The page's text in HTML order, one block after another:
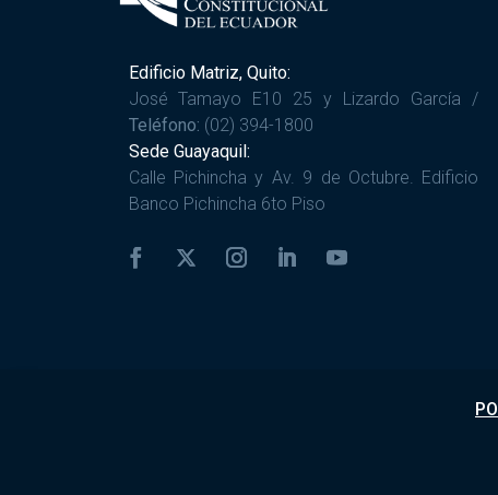
Edificio Matriz, Quito:
José Tamayo E10 25 y Lizardo García /
Teléfono: (02) 394-1800
Sede Guayaquil:
Calle Pichincha y Av. 9 de Octubre. Edificio
Banco Pichincha 6to Piso